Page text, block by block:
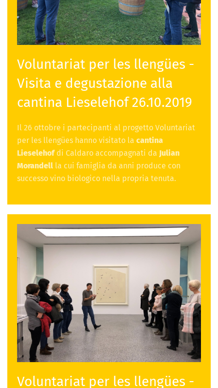
Voluntariat per les llengües -
Visita e degustazione alla
cantina Lieselehof 26.10.2019
Il 26 ottobre i partecipanti al progetto Voluntariat
per les llengües hanno visitato la cantina
Lieselehofdi Caldaro accompagnati da Julian
Morandell la cui famiglia da anni produce con
successo vino biologico nella propria tenuta.
Voluntariat per les llengües -